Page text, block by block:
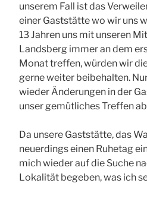
unserem Fall ist das
einer Gaststätte wo wir uns
13 Jahren uns mit unseren
Landsberg immer an dem
Monat treffen, würden wir
gerne weiter beibehalten.
wieder Änderungen in der
unser gemütliches Treffen
Da unsere Gaststätte, das
neuerdings einen Ruhetag
mich wieder auf die Suche
Lokalität begeben, was ich